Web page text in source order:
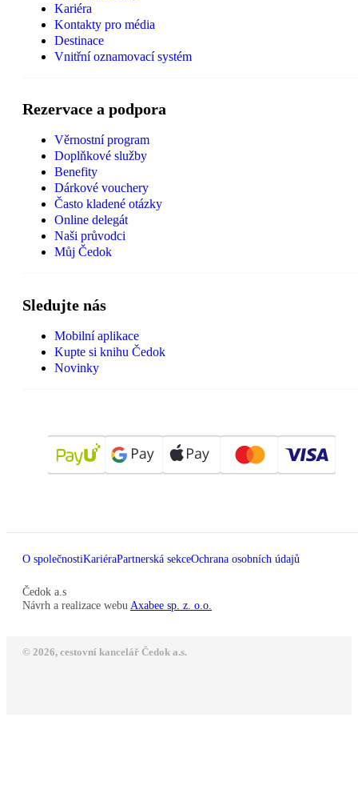
Kariéra
Kontakty pro média
Destinace
Vnitřní oznamovací systém
Rezervace a podpora
Věrnostní program
Doplňkové služby
Benefity
Dárkové vouchery
Často kladené otázky
Online delegát
Naši průvodci
Můj Čedok
Sledujte nás
Mobilní aplikace
Kupte si knihu Čedok
Novinky
O společnostiKariéraPartnerská sekceOchrana osobních údajů
Čedok a.s
Návrh a realizace webu Axabee sp. z. o.o.
© 2026, cestovní kancelář Čedok a.s.